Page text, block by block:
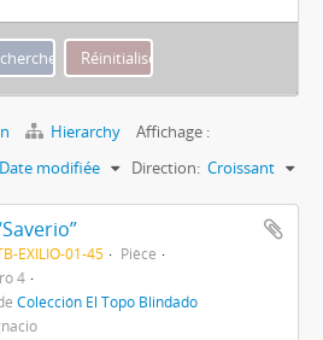
Hierarchy
Affichage :
Date modifiée Direction: Croissant
EXILIO-01-45
Pièce
4
Colección El Topo Blindado